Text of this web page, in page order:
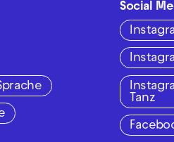
Social
Tanz